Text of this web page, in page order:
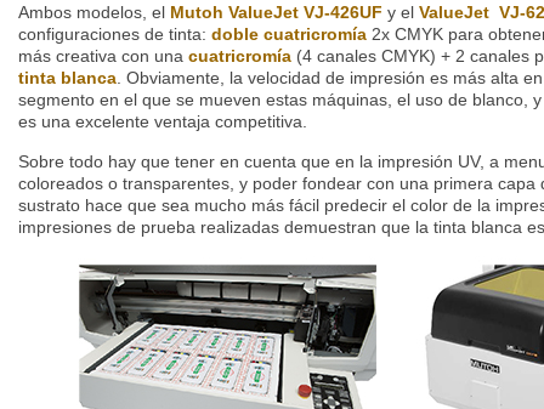
Ambos modelos, el Mutoh ValueJet VJ-426UF y el ValueJet VJ-
configuraciones de tinta: doble cuatricromía 2x CMYK para
más creativa con una cuatricromía (4 canales CMYK) + 2 canales
tinta blanca . Obviamente, la velocidad de impresión es más alta
segmento en el que se mueven estas máquinas, el uso de blanco,
es una excelente ventaja competitiva.
Sobre todo hay que tener en cuenta que en la impresión UV, a
coloreados o transparentes, y poder fondear con una primera capa
sustrato hace que sea mucho más fácil predecir el color de la
impresiones de prueba realizadas demuestran que la tinta blanca